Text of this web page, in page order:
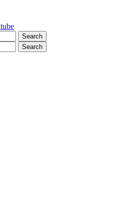
Search
Search